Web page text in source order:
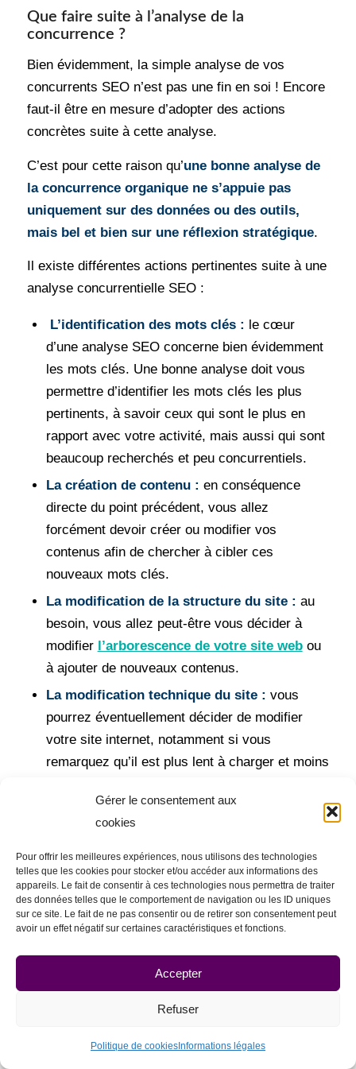
Gérer le consentement aux
cookies
Pour offrir les meilleures expériences, nous utilisons des technologies
telles que les cookies pour stocker et/ou accéder aux informations des
appareils. Le fait de consentir à ces technologies nous permettra de traiter
des données telles que le comportement de navigation ou les ID uniques
sur ce site. Le fait de ne pas consentir ou de retirer son consentement peut
avoir un effet négatif sur certaines caractéristiques et fonctions.
Accepter
Refuser
Politique de cookies Informations légales
Que faire suite à l’analyse de la
concurrence ?
Bien évidemment, la simple analyse de vos
concurrents SEO n’est pas une fin en soi ! Encore
faut-il être en mesure d’adopter des actions
concrètes suite à cette analyse.
C’est pour cette raison qu’une bonne analyse de
la concurrence organique ne s’appuie pas
uniquement sur des données ou des outils,
mais bel et bien sur une réflexion stratégique.
Il existe différentes actions pertinentes suite à une
analyse concurrentielle SEO :
L’identification des mots clés : le cœur
d’une analyse SEO concerne bien évidemment
les mots clés. Une bonne analyse doit vous
permettre d’identifier les mots clés les plus
pertinents, à savoir ceux qui sont le plus en
rapport avec votre activité, mais aussi qui sont
beaucoup recherchés et peu concurrentiels.
La création de contenu : en conséquence
directe du point précédent, vous allez
forcément devoir créer ou modifier vos
contenus afin de chercher à cibler ces
nouveaux mots clés.
La modification de la structure du site : au
besoin, vous allez peut-être vous décider à
modifier l’arborescence de votre site webou
à ajouter de nouveaux contenus.
La modification technique du site : vous
pourrez éventuellement décider de modifier
votre site internet, notamment si vous
remarquez qu’il est plus lent à charger et moins
mêmes sites référents que vos concurrents
SEO, car les backlinks peuvent faire la
différence dans le positionnement d’un site
web.
l’analyse concurrentielle SEO se doit d’être
fréquemment renouvelée, car les résultats des
exclu que vos concurrents SEO du moment aient